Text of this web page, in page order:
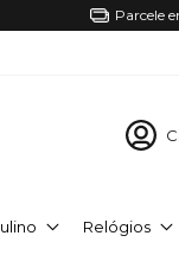
Parcele
Relógios